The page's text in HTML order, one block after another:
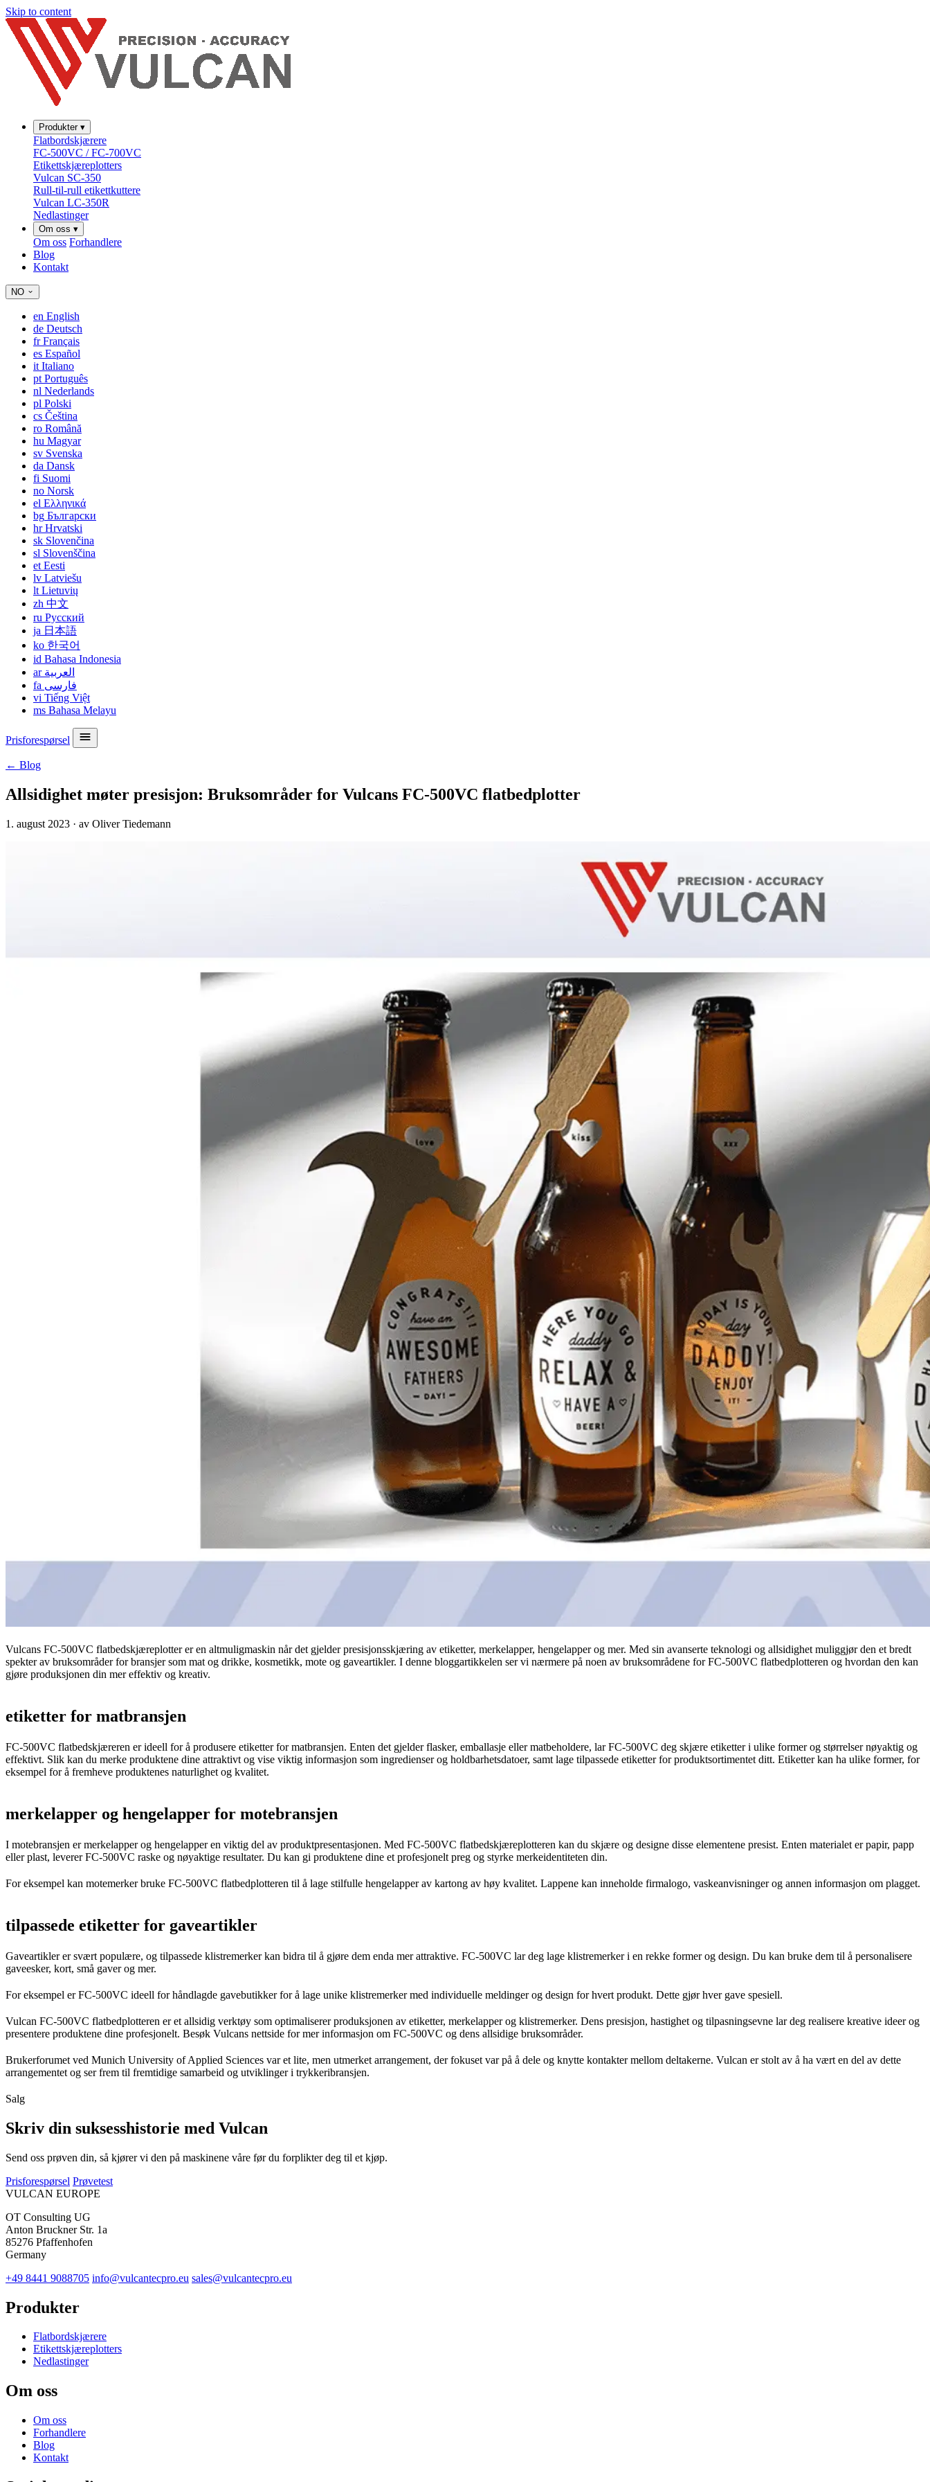
Skip to content
Produkter ▾
Flatbordskjærere
FC-500VC / FC-700VC
Etikettskjæreplotters
Vulcan SC-350
Rull-til-rull etikettkuttere
Vulcan LC-350R
Nedlastinger
Om oss ▾
Om oss Forhandlere
Blog
Kontakt
NO
en English
de Deutsch
frFrançais
es Español
it Italiano
pt Português
nl Nederlands
pl Polski
cs Čeština
ro Română
hu Magyar
sv Svenska
da Dansk
fi Suomi
no Norsk
el Ελληνικά
bg Български
hrHrvatski
sk Slovenčina
sl Slovenščina
et Eesti
lv Latviešu
lt Lietuvių
zh 中文
ru Русский
ja 日本語
ko 한국어
id Bahasa Indonesia
ar العربية
fa فارسی
vi Tiếng Việt
ms Bahasa Melayu
Prisforespørsel
← Blog
Allsidighet møter presisjon: Bruksområder for Vulcans FC-500VC flatbedplotter
1. august 2023 · av Oliver Tiedemann
Vulcans FC-500VC flatbedskjæreplotter er en altmuligmaskin når det gjelder presisjonsskjæring av etiketter, merkelapper, hengelapper og mer. Med sin avanserte teknologi og allsidighet muliggjør den et bredt
spekter av bruksområder for bransjer som mat og drikke, kosmetikk, mote og gaveartikler. I denne bloggartikkelen ser vi nærmere på noen av bruksområdene for FC-500VC flatbedplotteren og hvordan den kan
gjøre produksjonen din mer effektiv og kreativ.
etiketter for matbransjen
FC-500VC flatbedskjæreren er ideell for å produsere etiketter for matbransjen. Enten det gjelder flasker, emballasje eller matbeholdere, lar FC-500VC deg skjære etiketter i ulike former og størrelser nøyaktig og
effektivt. Slik kan du merke produktene dine attraktivt og vise viktig informasjon som ingredienser og holdbarhetsdatoer, samt lage tilpassede etiketter for produktsortimentet ditt. Etiketter kan ha ulike former, for
eksempel for å fremheve produktenes naturlighet og kvalitet.
merkelapper og hengelapper for motebransjen
I motebransjen er merkelapper og hengelapper en viktig del av produktpresentasjonen. Med FC-500VC flatbedskjæreplotteren kan du skjære og designe disse elementene presist. Enten materialet er papir, papp
eller plast, leverer FC-500VC raske og nøyaktige resultater. Du kan gi produktene dine et profesjonelt preg og styrke merkeidentiteten din.
For eksempel kan motemerker bruke FC-500VC flatbedplotteren til å lage stilfulle hengelapper av kartong av høy kvalitet. Lappene kan inneholde firmalogo, vaskeanvisninger og annen informasjon om plagget.
tilpassede etiketter for gaveartikler
Gaveartikler er svært populære, og tilpassede klistremerker kan bidra til å gjøre dem enda mer attraktive. FC-500VC lar deg lage klistremerker i en rekke former og design. Du kan bruke dem til å personalisere
gaveesker, kort, små gaver og mer.
For eksempel er FC-500VC ideell for håndlagde gavebutikker for å lage unike klistremerker med individuelle meldinger og design for hvert produkt. Dette gjør hver gave spesiell.
Vulcan FC-500VC flatbedplotteren er et allsidig verktøy som optimaliserer produksjonen av etiketter, merkelapper og klistremerker. Dens presisjon, hastighet og tilpasningsevne lar deg realisere kreative ideer og
presentere produktene dine profesjonelt. Besøk Vulcans nettside for mer informasjon om FC-500VC og dens allsidige bruksområder.
Brukerforumet ved Munich University of Applied Sciences var et lite, men utmerket arrangement, der fokuset var på å dele og knytte kontakter mellom deltakerne. Vulcan er stolt av å ha vært en del av dette
arrangementet og ser frem til fremtidige samarbeid og utviklinger i trykkeribransjen.
Salg
Skriv din suksesshistorie med Vulcan
Send oss prøven din, så kjører vi den på maskinene våre før du forplikter deg til et kjøp.
Prisforespørsel Prøvetest
VULCAN EUROPE
OT Consulting UG
Anton Bruckner Str. 1a
85276 Pfaffenhofen
Germany
+49 8441 9088705 info@vulcantecpro.eu sales@vulcantecpro.eu
Produkter
Flatbordskjærere
Etikettskjæreplotters
Nedlastinger
Om oss
Om oss
Forhandlere
Blog
Kontakt